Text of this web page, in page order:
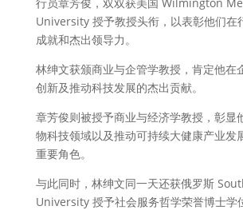
University 授予教授头衔，以表彰他们在
成就和杰出领导力。
林绅文获颁商业与企管学教授，肯定他在
创新及推动科技发展的杰出贡献。
章芳俊则被授予商业与经济学教授，彰显
物科技领域以及推动可持续大健康产业发
重要角色。
与此同时，林绅文同一天还获俄罗斯
University 授予社会服务哲学荣誉博士学